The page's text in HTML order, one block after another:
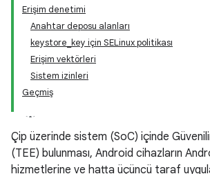
Erişim denetimi
Anahtar deposu alanları
keystore_key için SELinux politikası
Erişim vektörleri
Sistem izinleri
Geçmiş
Çip üzerinde sistem (SoC) içinde
(TEE) bulunması, Android cihazların
hizmetlerine ve hatta üçüncü taraf